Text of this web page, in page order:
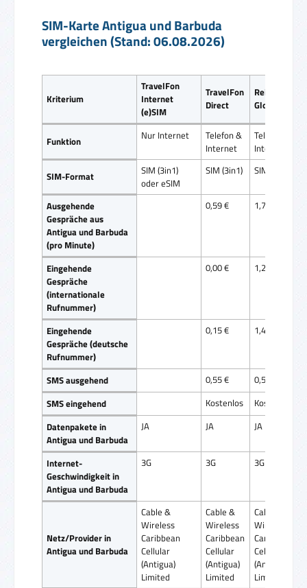
SIM-Karte Antigua und Barbuda
vergleichen (Stand: 06.08.2026)
Kriterium
TravelFon
Internet
(e)SIM
TravelFon
Direct
ReiseSIM
Global SIM
Funktion Nur Internet
Telefon &
Internet
Telefon &
Internet
SIM-Format
SIM (3in1)
oder eSIM
SIM (3in1) SIM (3in1)
Ausgehende
Gespräche aus
Antigua und Barbuda
(pro Minute)
0,59 € 1,75 €
Eingehende
Gespräche
(internationale
Rufnummer)
0,00 € 1,25 €
Eingehende
Gespräche (deutsche
Rufnummer)
0,15 € 1,40 €
SMS ausgehend 0,55 €
0,55 €
SMS eingehend
Kostenlos
Kostenlos
Datenpakete in
Antigua und Barbuda
JA JA JA
Internet-
Geschwindigkeit in
Antigua und Barbuda
3G 3G 3G
Netz/Provider in
Antigua und Barbuda
Cable &
Wireless
Caribbean
Cellular
(Antigua)
Limited
Cable &
Wireless
Caribbean
Cellular
(Antigua)
Limited
Cable &
Wireless
Caribbean
Cellular
(Antigua)
Limited